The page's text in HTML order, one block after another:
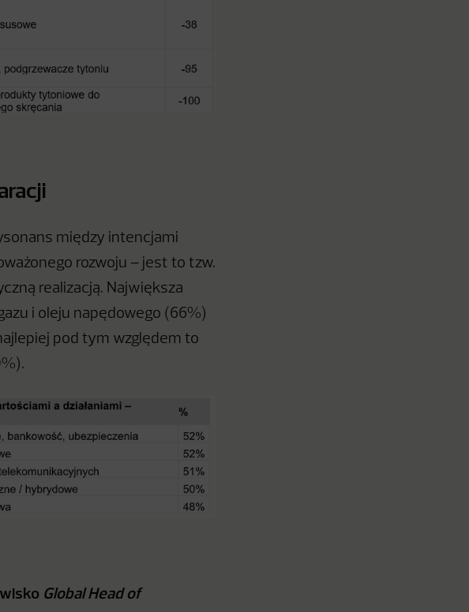
między intencjami
rozwoju – jest to tzw.
realizacją. Największa
i oleju napędowego (66%)
pod tym względem to
Global Head of